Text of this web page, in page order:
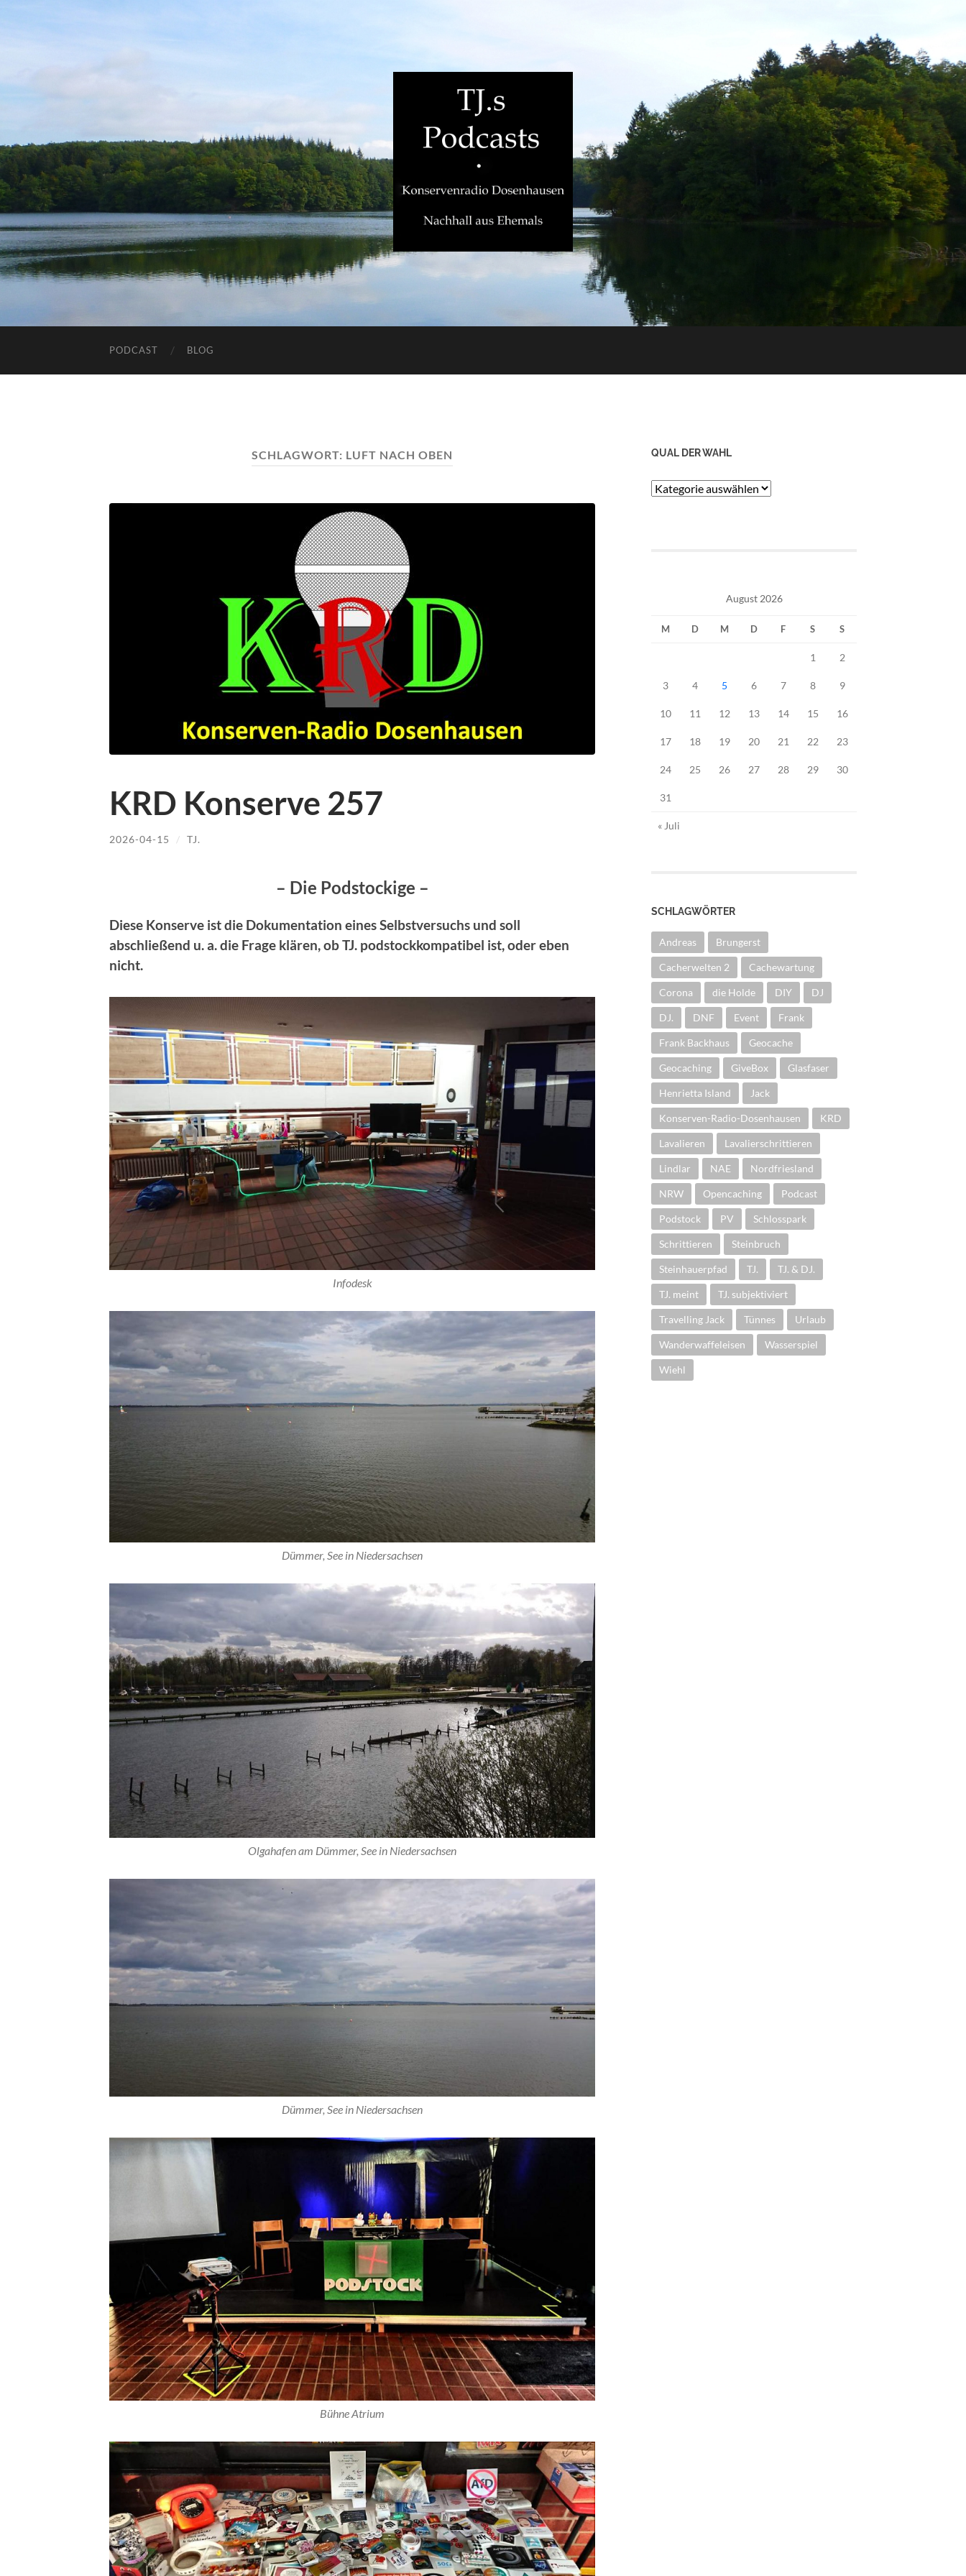
PODCAST BLOG
SCHLAGWORT: LUFT NACH OBEN
KRD Konserve 257
2026-04-15 / TJ.
– Die Podstockige –
Diese Konserve ist die Dokumentation eines Selbstversuchs und soll
abschließend u. a. die Frage klären, ob TJ. podstockkompatibel ist, oder eben
nicht.
Infodesk
Dümmer, See in Niedersachsen
Olgahafen am Dümmer, See in Niedersachsen
Dümmer, See in Niedersachsen
Bühne Atrium
QUAL DER WAHL
Qual
August 2026
M D M D F S S
1 2
3 4 5 6 7 8 9
10 11 12 13 14 15 16
17 18 19 20 21 22 23
24 25 26 27 28 29 30
31
« Juli
SCHLAGWÖRTER
Andreas Brungerst
Cacherwelten 2 Cachewartung
Corona die Holde DIY DJ
DJ. DNF Event Frank
Frank Backhaus Geocache
Geocaching GiveBox Glasfaser
Henrietta Island Jack
Konserven-Radio-Dosenhausen KRD
Lavalieren Lavalierschrittieren
Lindlar NAE Nordfriesland
NRW Opencaching Podcast
Podstock PV Schlosspark
Schrittieren Steinbruch
Steinhauerpfad TJ. TJ. & DJ.
TJ. meint TJ. subjektiviert
Travelling Jack Tünnes Urlaub
Wanderwaffeleisen Wasserspiel
Wiehl